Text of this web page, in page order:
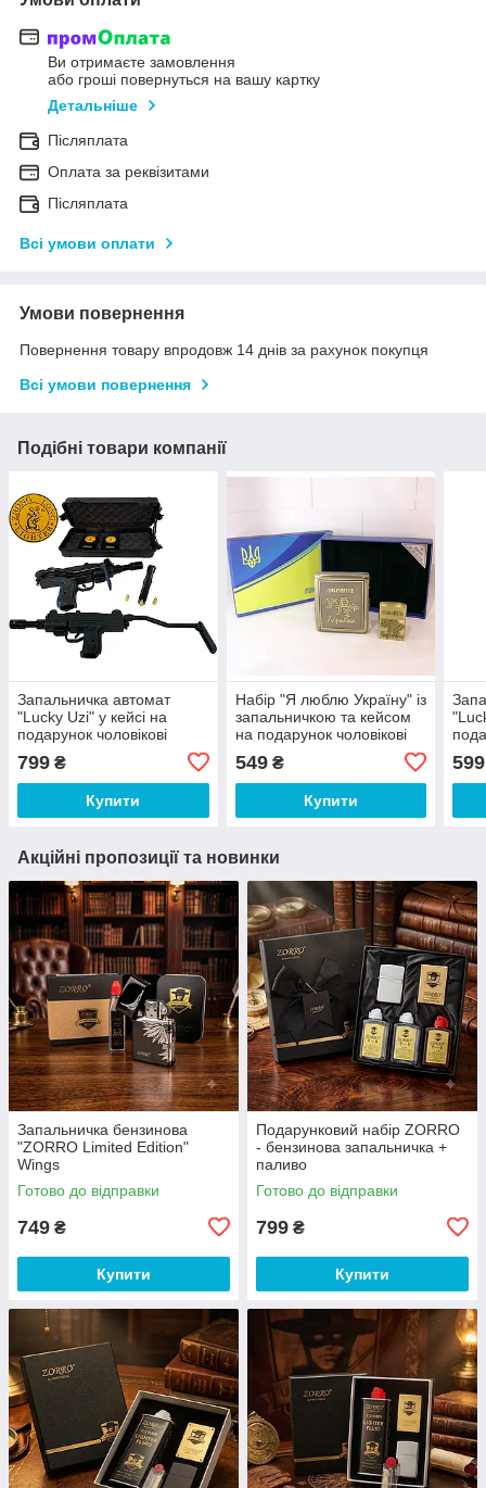
Ви отримаєте замовлення
або гроші повернуться на вашу картку
Детальніше
Післяплата
Оплата за реквізитами
Післяплата
Всі умови оплати
Умови повернення
Повернення товару впродовж 14 днів за рахунок покупця
Всі умови повернення
Подібні товари компанії
Запальничка автомат
"Lucky Uzi" у кейсі на
подарунок чоловікові
799 ₴
Купити
Набір "Я люблю Україну" із
запальничкою та кейсом
на подарунок чоловікові
549₴
Купити
599
Акційні пропозиції та новинки
Запальничка бензинова
"ZORRO Limited Edition"
Wings
Готово до відправки
749 ₴
Купити
Подарунковий набір ZORRO
- бензинова запальничка +
паливо
Готово до відправки
799 ₴
Купити